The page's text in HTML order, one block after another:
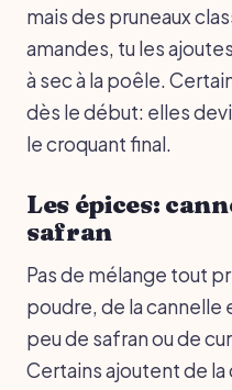
mais des pruneaux
amandes, tu les
à sec à la poêle.
dès le début: elles
le croquant final.
Les épices:
safran
Pas de mélange tout
poudre, de la cannelle
peu de safran ou de
Certains ajoutent de la